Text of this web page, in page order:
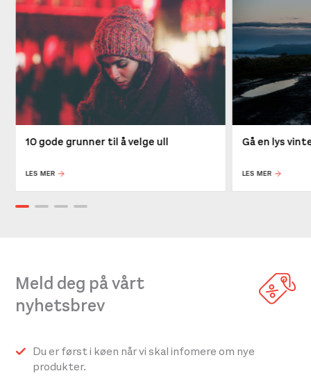
10 gode grunner til å velge ull
LES MER
Gå en lys
LES MER
Meld deg på vårt
nyhetsbrev
Du er først i køen når vi skal infomere om nye
produkter.